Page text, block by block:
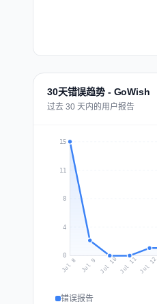
30天错误趋势 - GoWish
过去 30 天内的用户报告
0
4
8
11
15
Jul 8 Jul 9 Jul 10 Jul 11Jul 12
错误报告